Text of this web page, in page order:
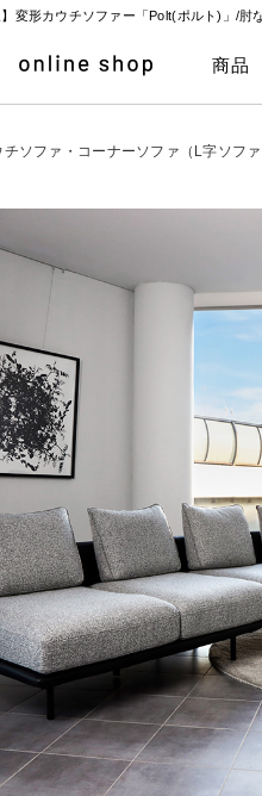
】変形カウチソファー「Polt(ポルト)」/
商品
チソファ・コーナーソファ（L字ソファ